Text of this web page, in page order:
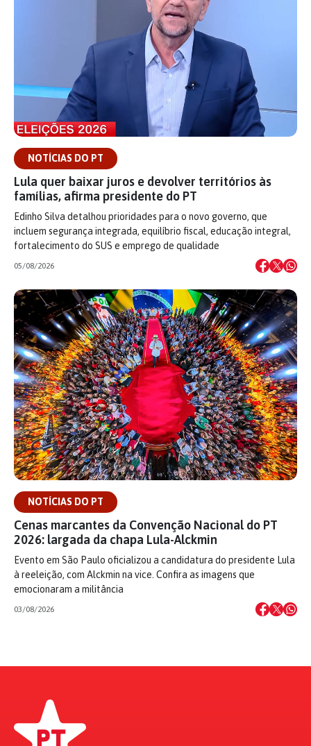
NOTÍCIAS DO PT
Lula quer baixar juros e devolver territórios às
famílias, afirma presidente do PT
Edinho Silva detalhou prioridades para o novo governo, que
incluem segurança integrada, equilíbrio fiscal, educação integral,
fortalecimento do SUS e emprego de qualidade
05/08/2026
NOTÍCIAS DO PT
Cenas marcantes da Convenção Nacional do PT
2026: largada da chapa Lula-Alckmin
Evento em São Paulo oficializou a candidatura do presidente Lula
à reeleição, com Alckmin na vice. Confira as imagens que
emocionaram a militância
03/08/2026